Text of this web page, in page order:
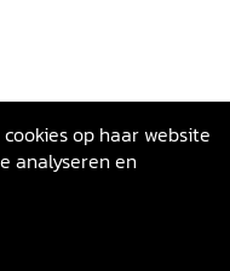
op haar website
analyseren en